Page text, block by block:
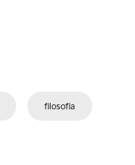
filosofia